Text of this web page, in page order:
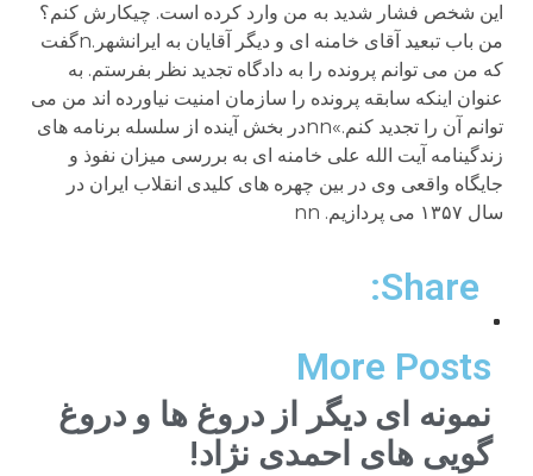
اين شخص فشار شديد به من وارد کرده است. چیکارش کنم؟
من باب تبعيد آقای خامنه ای و ديگر آقايان به ايرانشهر.nگفت
که من می توانم پرونده را به دادگاه تجديد نظر بفرستم. به
عنوان اينکه سابقه پرونده را سازمان امنيت نياورده اند من می
توانم آن را تجديد کنم.»nnدر بخش آينده از سلسله برنامه های
زندگينامه آيت الله علی خامنه ای به بررسی ميزان نفوذ و
جايگاه واقعی وی در بين چهره های کليدی انقلاب ايران در
سال ۱۳۵۷ می پردازيم. nn
Share:
More Posts
نمونه ای دیگر از دروغ ها و دروغ
گویی های احمدی نژاد!